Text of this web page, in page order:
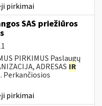
pirkimai
SAS priežiūros
PIRKIMUS Paslaugų
ADRESAS IR
Perkančiosios
pirkimai